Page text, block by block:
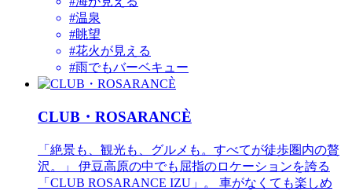
#温泉
#眺望
#花火が見える
#雨でもバーベキュー
CLUB・ROSARANCÈ
「絶景も、観光も、グルメも。すべてが徒歩圏内の贅
沢。」 伊豆高原の中でも屈指のロケーションを誇る
「CLUB ROSARANCE IZU」。 車がなくても楽しめ